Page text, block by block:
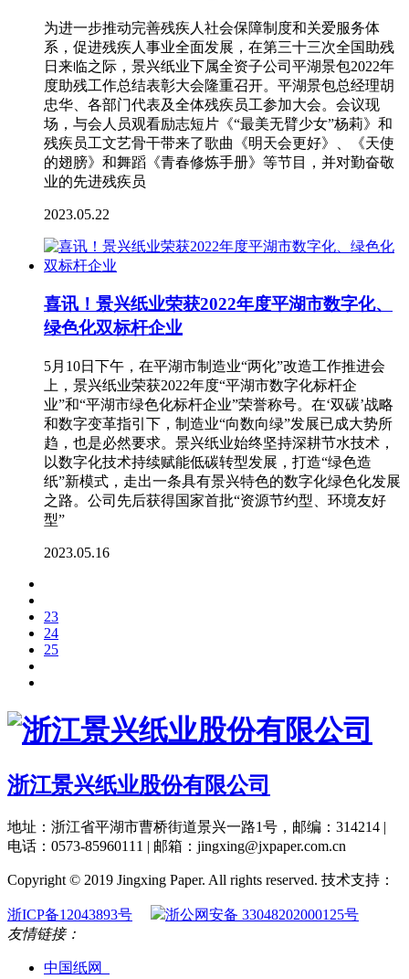
为进一步推动完善残疾人社会保障制度和关爱服务体
系，促进残疾人事业全面发展，在第三十三次全国助残
日来临之际，景兴纸业下属全资子公司平湖景包2022年
度助残工作总结表彰大会隆重召开。平湖景包总经理胡
忠华、各部门代表及全体残疾员工参加大会。会议现
场，与会人员观看励志短片《“最美无臂少女”杨莉》和
残疾员工文艺骨干带来了歌曲《明天会更好》、《天使
的翅膀》和舞蹈《青春修炼手册》等节目，并对勤奋敬
业的先进残疾员
2023.05.22
喜讯！景兴纸业荣获2022年度平湖市数字化、
绿色化双标杆企业
5月10日下午，在平湖市制造业“两化”改造工作推进会
上，景兴纸业荣获2022年度“平湖市数字化标杆企
业”和“平湖市绿色化标杆企业”荣誉称号。在‘双碳’战略
和数字变革指引下，制造业“向数向绿”发展已成大势所
趋，也是必然要求。景兴纸业始终坚持深耕节水技术，
以数字化技术持续赋能低碳转型发展，打造“绿色造
纸”新模式，走出一条具有景兴特色的数字化绿色化发展
之路。公司先后获得国家首批“资源节约型、环境友好
型”
2023.05.16
23
24
25
浙江景兴纸业股份有限公司
地址：浙江省平湖市曹桥街道景兴一路1号，邮编：314214 |
电话：0573-85960111 | 邮箱：jingxing@jxpaper.com.cn
Copyright © 2019 Jingxing Paper. All rights reserved. 技术支持：
浙ICP备12043893号
浙公网安备 33048202000125号
友情链接：
中国纸网